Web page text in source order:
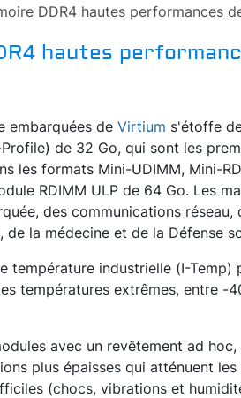
DDR4 hautes performances
hautes
embarquées de Virtium s'étoffe
de 32 Go, qui sont les
les formats Mini-UDIMM, Mini-
RDIMM ULP de 64 Go. Les
des communications réseau,
la médecine et de la Défense
température industrielle (I-Temp)
températures extrêmes, entre -
avec un revêtement ad hoc,
plus épaisses qui atténuent
(chocs, vibrations et